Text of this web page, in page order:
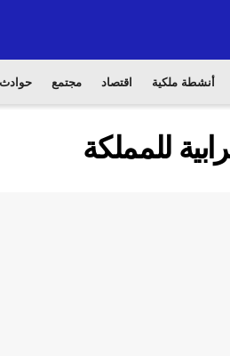
أنشطة ملكية اقتصاد مجتمع حوادث
للمملكة